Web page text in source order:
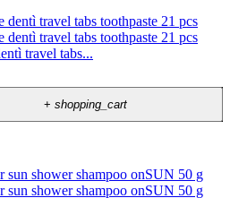
travel tabs...
+shopping_cart